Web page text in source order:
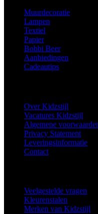
Muurdecoratie
Lampen
Textiel
Papier
Bobbi Beer
Aanbiedingen
Cadeautips
Over Kidzstijl
Vacatures Kidzstijl
Algemene
Privacy Statement
Leveringsinformatie
Contact
Veelgestelde vragen
Kleurenstalen
Merken van Kidzstijl